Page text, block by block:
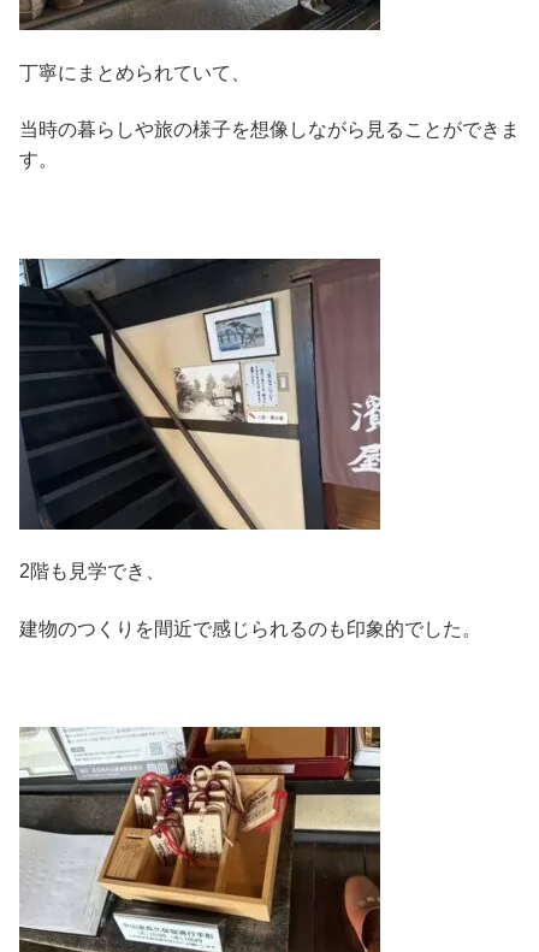
丁寧にまとめられていて、
当時の暮らしや旅の様子を想像しながら見ることができま
す。
2階も見学でき、
建物のつくりを間近で感じられるのも印象的でした。